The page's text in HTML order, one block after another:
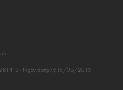
- Ngày đăng ký 16/05/2013